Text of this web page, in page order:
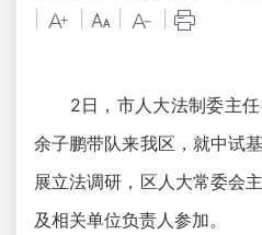
2日，市人大法制委主任
余子鹏带队来我区，就中试
展立法调研，区人大常委会
及相关单位负责人参加。